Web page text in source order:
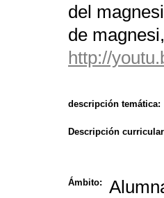
del
de
http://
descripción temática:
Descripción
Ámbito: